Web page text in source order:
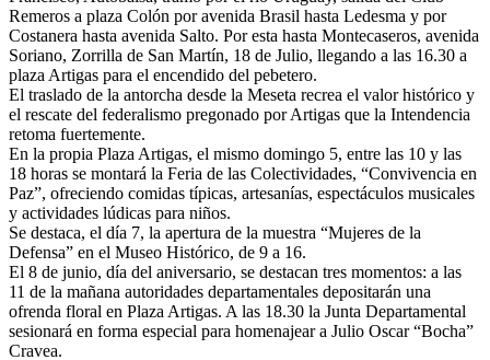
Remeros a plaza Colón por avenida Brasil hasta Ledesma y por
Costanera hasta avenida Salto. Por esta hasta Montecaseros, avenida
Soriano, Zorrilla de San Martín, 18 de Julio, llegando a las 16.30 a
plaza Artigas para el encendido del pebetero.
El traslado de la antorcha desde la Meseta recrea el valor histórico y
el rescate del federalismo pregonado por Artigas que la Intendencia
retoma fuertemente.
En la propia Plaza Artigas, el mismo domingo 5, entre las 10 y las
18 horas se montará la Feria de las Colectividades, “Convivencia en
Paz”, ofreciendo comidas típicas, artesanías, espectáculos musicales
y actividades lúdicas para niños.
Se destaca, el día 7, la apertura de la muestra “Mujeres de la
Defensa” en el Museo Histórico, de 9 a 16.
El 8 de junio, día del aniversario, se destacan tres momentos: a las
11 de la mañana autoridades departamentales depositarán una
ofrenda floral en Plaza Artigas. A las 18.30 la Junta Departamental
sesionará en forma especial para homenajear a Julio Oscar “Bocha”
Cravea.